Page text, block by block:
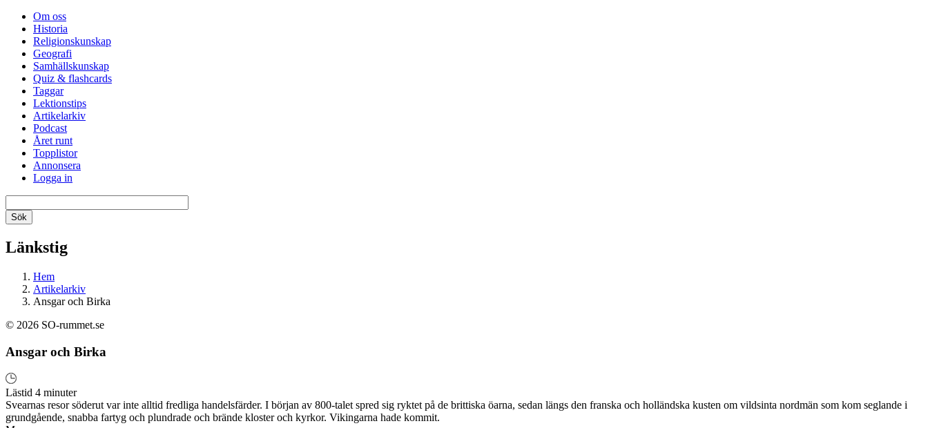
Om oss
Historia
Religionskunskap
Geografi
Samhällskunskap
Quiz & flashcards
Taggar
Lektionstips
Artikelarkiv
Podcast
Året runt
Topplistor
Annonsera
Logga in
Länkstig
Hem
Artikelarkiv
Ansgar och Birka
© 2026 SO-rummet.se
Ansgar och Birka
Lästid 4 minuter
Svearnas resor söderut var inte alltid fredliga handelsfärder. I början av 800-talet spred sig ryktet på de brittiska öarna, sedan längs den franska och holländska kusten om vildsinta nordmän som kom seglande i
grundgående, snabba fartyg och plundrade och brände kloster och kyrkor. Vikingarna hade kommit.